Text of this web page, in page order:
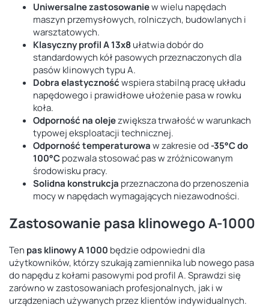
Uniwersalne zastosowaniew wielu napędach
maszyn przemysłowych, rolniczych, budowlanych i
warsztatowych.
Klasyczny profil A 13x8ułatwia dobór do
standardowych kół pasowych przeznaczonych dla
pasów klinowych typu A.
Dobra elastycznośćwspiera stabilną pracę układu
napędowego i prawidłowe ułożenie pasa w rowku
koła.
Odporność na olejezwiększa trwałość w warunkach
typowej eksploatacji technicznej.
Odporność temperaturowaw zakresie od -35°C do
100°Cpozwala stosować pas w zróżnicowanym
środowisku pracy.
Solidna konstrukcja przeznaczona do przenoszenia
mocy w napędach wymagających niezawodności.
Zastosowanie pasa klinowego A-1000
Ten pas klinowy A 1000 będzie odpowiedni dla
użytkowników, którzy szukają zamiennika lub nowego pasa
do napędu z kołami pasowymi pod profil A. Sprawdzi się
zarówno w zastosowaniach profesjonalnych, jak i w
urządzeniach używanych przez klientów indywidualnych.